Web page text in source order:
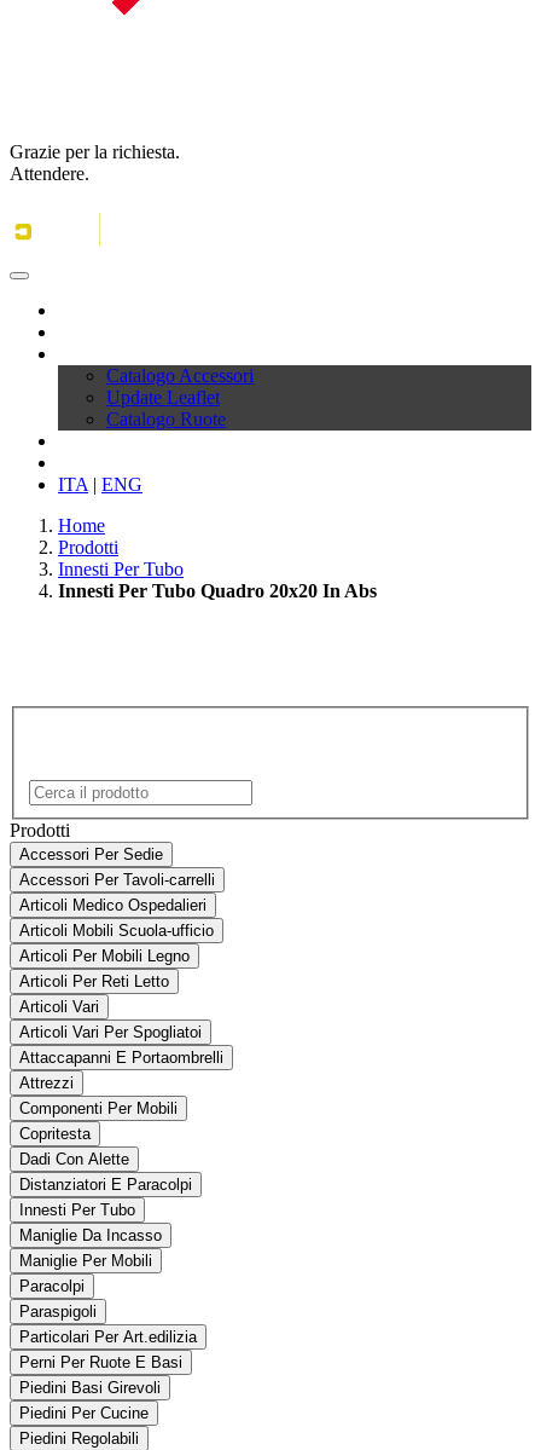
Grazie per la richiesta.
Attendere.
Catalogo Accessori
Update Leaflet
Catalogo Ruote
ITA | ENG
Home
Prodotti
Innesti Per Tubo
Innesti Per Tubo Quadro 20x20 In Abs
Prodotti
Accessori Per Sedie
Accessori Per Tavoli-carrelli
Articoli Medico Ospedalieri
Articoli Mobili Scuola-ufficio
Articoli Per Mobili Legno
Articoli Per Reti Letto
Articoli Vari
Articoli Vari Per Spogliatoi
Attaccapanni E Portaombrelli
Attrezzi
Componenti Per Mobili
Copritesta
Dadi Con Alette
Distanziatori E Paracolpi
Innesti Per Tubo
Maniglie Da Incasso
Maniglie Per Mobili
Paracolpi
Paraspigoli
Particolari Per Art.edilizia
Perni Per Ruote E Basi
Piedini Basi Girevoli
Piedini Per Cucine
Piedini Regolabili